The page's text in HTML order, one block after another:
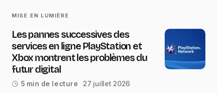
MISE EN LUMIÈRE
Les pannes successives des
services en ligne PlayStation et
Xbox montrent les problèmes du
futur digital
5 min de lecture 27 juillet 2026